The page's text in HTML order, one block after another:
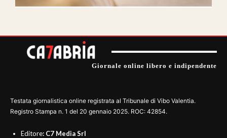
Giornale online libero e indipendente
Testata giornalistica online registrata al Tribunale di Vibo Valentia.
Registro Stampa n. 1 del 20 gennaio 2025. ROC: 42854.
Editore: C7 Media Srl